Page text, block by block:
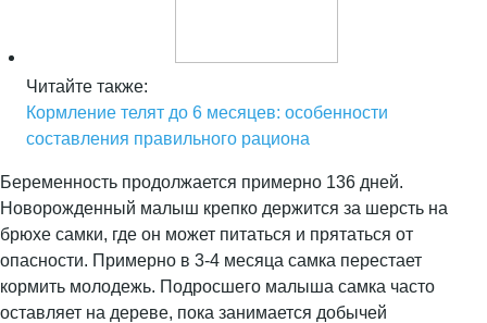
Читайте также:
Кормление телят до 6 месяцев: особенности
составления правильного рациона
Беременность продолжается примерно 136 дней.
Новорожденный малыш крепко держится за шерсть на
брюхе самки, где он может питаться и прятаться от
опасности. Примерно в 3-4 месяца самка перестает
кормить молодежь. Подросшего малыша самка часто
оставляет на дереве, пока занимается добычей